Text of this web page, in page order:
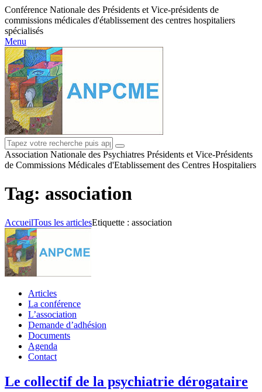
Conférence Nationale des Présidents et Vice-présidents de
commissions médicales d'établissement des centres hospitaliers
spécialisés
Menu
Association Nationale des Psychiatres Présidents et Vice-Présidents
de Commissions Médicales d'Etablissement des Centres Hospitaliers
Tag: association
AccueilTous les articlesEtiquette : association
Articles
La conférence
L’association
Demande d’adhésion
Documents
Agenda
Contact
Le collectif de la psychiatrie dérogataire